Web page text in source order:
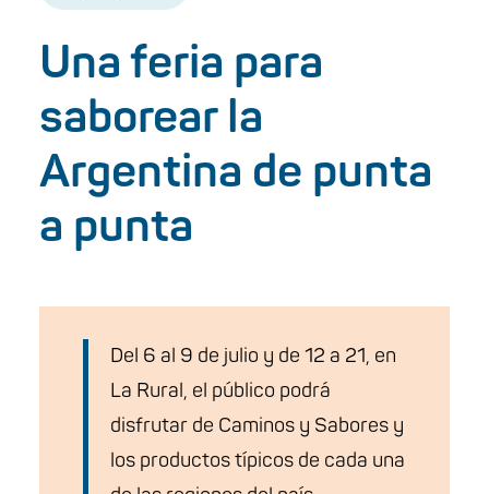
Una feria para
saborear la
Argentina de punta
a punta
Del 6 al 9 de julio y de 12 a 21, en
La Rural, el público podrá
disfrutar de Caminos y Sabores y
los productos típicos de cada una